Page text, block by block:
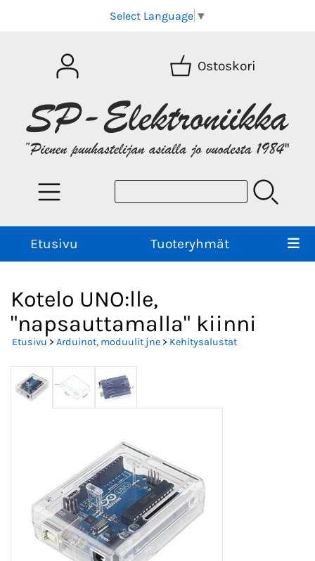
Select Language ▼
Ostoskori
Etusivu Tuoteryhmät
Kotelo UNO:lle,
"napsauttamalla" kiinni
Etusivu > Arduinot, moduulit jne> Kehitysalustat